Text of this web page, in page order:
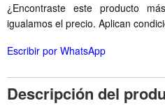
¿Encontraste este producto
igualamos el precio. Aplican
Escribir por WhatsApp
Descripción del